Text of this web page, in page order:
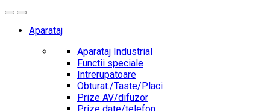
Aparataj
Aparataj Industrial
Functii speciale
Intrerupatoare
Obturat./Taste/Placi
Prize AV/difuzor